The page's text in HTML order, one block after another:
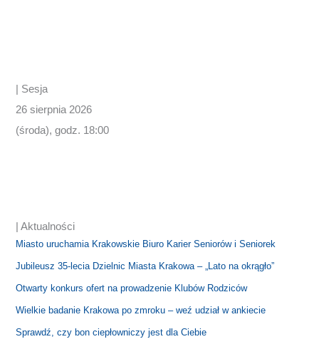
| Sesja
26 sierpnia 2026
(środa), godz. 18:00
| Aktualności
Miasto uruchamia Krakowskie Biuro Karier Seniorów i Seniorek
Jubileusz 35-lecia Dzielnic Miasta Krakowa – „Lato na okrągło”
Otwarty konkurs ofert na prowadzenie Klubów Rodziców
Wielkie badanie Krakowa po zmroku – weź udział w ankiecie
Sprawdź, czy bon ciepłowniczy jest dla Ciebie